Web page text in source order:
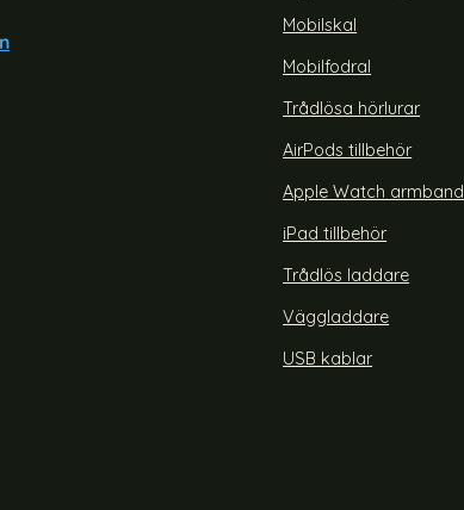
Mobilskal
Mobilfodral
Trådlösa hörlurar
AirPods tillbehör
Apple Watch armband
iPad tillbehör
Trådlös laddare
Väggladdare
USB kablar